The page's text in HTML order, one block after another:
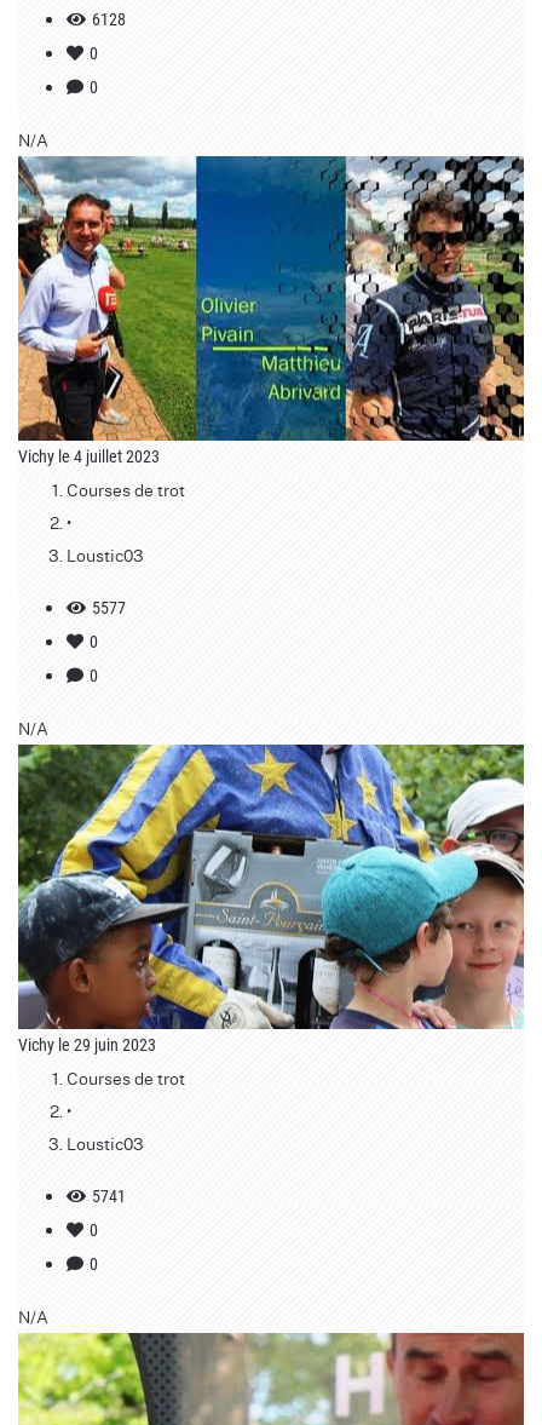
6128
0
0
N/A
Vichy le 4 juillet 2023
Courses de trot
•
Loustic03
5577
0
0
N/A
Vichy le 29 juin 2023
Courses de trot
•
Loustic03
5741
0
0
N/A